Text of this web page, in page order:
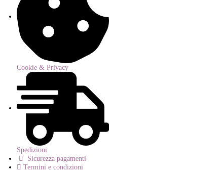
Cookie & Privacy
Spedizioni
Sicurezza pagamenti
Termini e condizioni